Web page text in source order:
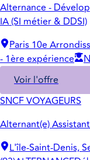
Alternance -
IA (SI métier & DDSI)
Paris 10e
- 1ère expérience
Voir l'offre
SNCF VOYAGEURS
Alternant(e)
L'île-Saint-Denis,